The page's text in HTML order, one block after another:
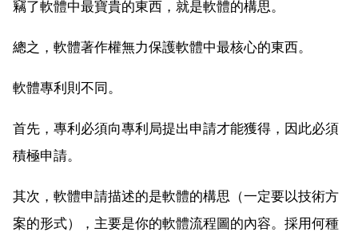
竊了軟體中最寶貴的東西，就是軟體的構思。
總之，軟體著作權無力保護軟體中最核心的東西。
軟體專利則不同。
首先，專利必須向專利局提出申請才能獲得，因此必須
積極申請。
其次，軟體申請描述的是軟體的構思（一定要以技術方
案的形式），主要是你的軟體流程圖的內容。採用何種